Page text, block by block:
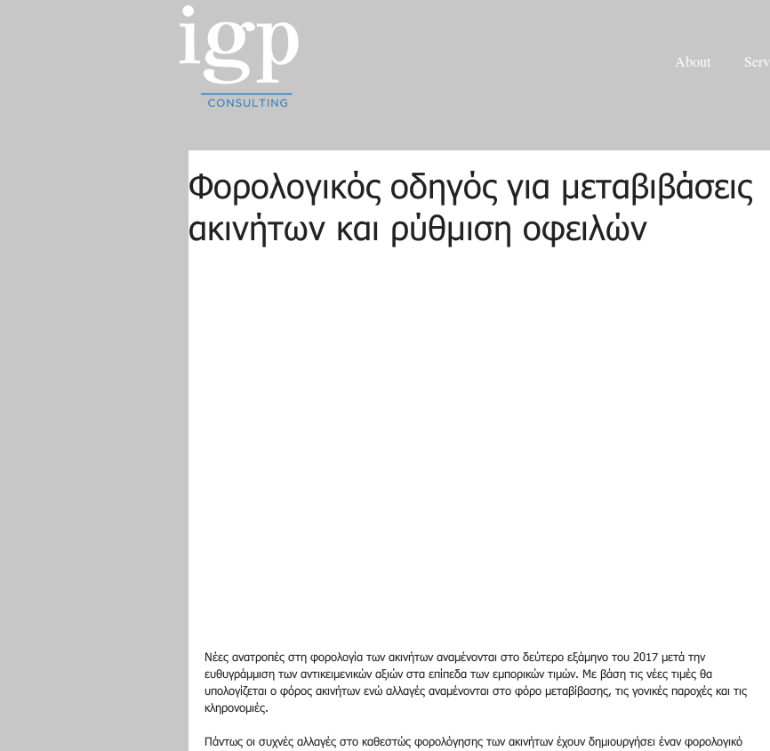
Φορολογικός οδηγός για μεταβιβάσεις
ακινήτων και ρύθμιση οφειλών
Νέες ανατροπές στη φορολογία των ακινήτων αναμένονται στο δεύτερο εξάμηνο του 2017 μετά την
ευθυγράμμιση των αντικειμενικών αξιών στα επίπεδα των εμπορικών τιμών. Με βάση τις νέες τιμές θα
υπολογίζεται ο φόρος ακινήτων ενώ αλλαγές αναμένονται στο φόρο μεταβίβασης, τις γονικές παροχές και τις
κληρονομιές.
Πάντως οι συχνές αλλαγές στο καθεστώς φορολόγησης των ακινήτων έχουν δημιουργήσει έναν φορολογικό
About